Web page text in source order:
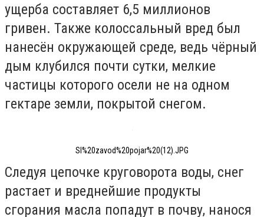
ущерба составляет 6,5 миллионов
гривен. Также колоссальный вред был
нанесён окружающей среде, ведь чёрный
дым клубился почти сутки, мелкие
частицы которого осели не на одном
гектаре земли, покрытой снегом.
Sl%20zavod%20pojar%20(12).JPG
Следуя цепочке круговорота воды, снег
растает и вреднейшие продукты
сгорания масла попадут в почву, нанося